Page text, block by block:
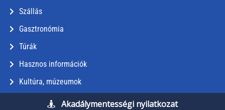
Szállás
Gasztronómia
Túrák
Hasznos információk
Kultúra, múzeumok
Akadálymentességi nyilatkozat